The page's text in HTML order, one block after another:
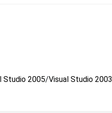
Studio 2005/Visual Studio 2003